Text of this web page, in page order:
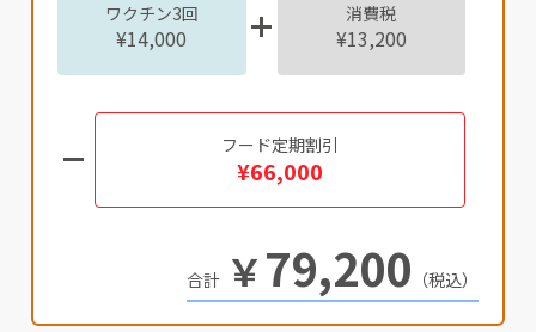
ワクチン3回
¥14,000
消費税
¥13,200
フード定期割引
¥66,000
￥79,200 （税込）